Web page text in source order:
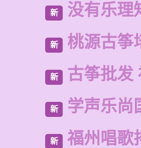
新 没有乐理
新 桃源古筝
新 古筝批发
新 学声乐尚
新 福州唱歌